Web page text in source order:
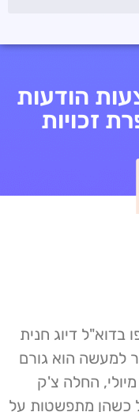
הודעות
זכויות
דיוג חנית
למעשה הוא גורם
החלה צ'ק
כשהן מתפשטות על